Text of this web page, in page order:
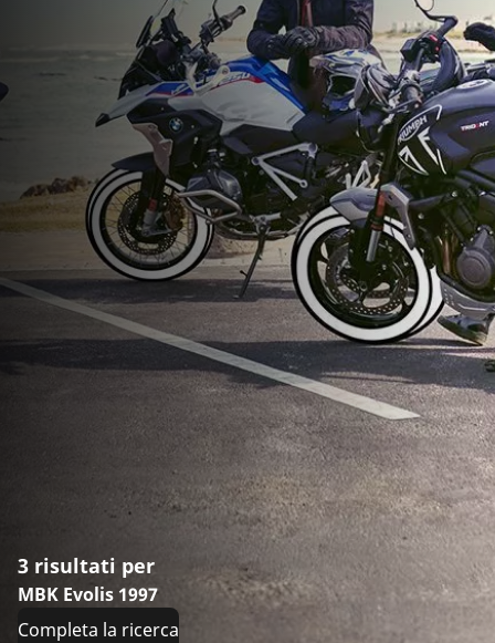
3 risultati per
MBK Evolis 1997
Completa la ricerca